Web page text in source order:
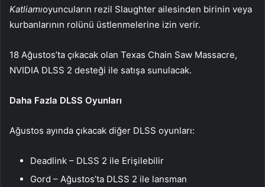
Katliamıoyuncuların rezil Slaughter ailesinden birinin veya
kurbanlarının rolünü üstlenmelerine izin verir.
18 Ağustos’ta çıkacak olan Texas Chain Saw Massacre,
NVIDIA DLSS 2 desteği ile satışa sunulacak.
Daha Fazla DLSS Oyunları
Ağustos ayında çıkacak diğer DLSS oyunları:
Deadlink – DLSS 2 ile Erişilebilir
Gord – Ağustos’ta DLSS 2 ile lansman